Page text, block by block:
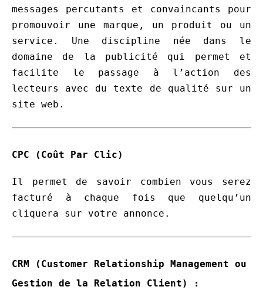
messages percutants et convaincants pour
promouvoir une marque, un produit ou un
service. Une discipline née dans le
domaine de la publicité qui permet et
facilite le passage à l’action des
lecteurs avec du texte de qualité sur un
site web.
CPC (Coût Par Clic)
Il permet de savoir combien vous serez
facturé à chaque fois que quelqu’un
cliquera sur votre annonce.
CRM
(Customer Relationship Management ou
Gestion de la Relation Client) :